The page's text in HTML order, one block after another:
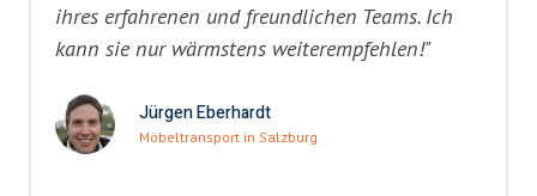
ihres erfahrenen und freundlichen Teams. Ich
kann sie nur wärmstens weiterempfehlen!"
Jürgen Eberhardt
Möbeltransport in Salzburg